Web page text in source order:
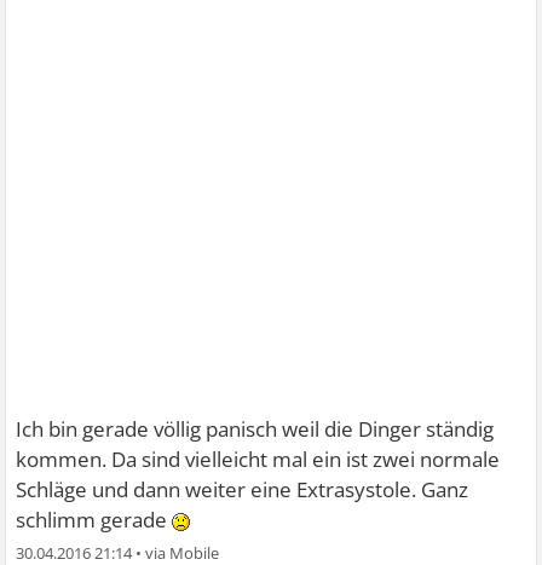
Ich bin gerade völlig panisch weil die Dinger ständig
kommen. Da sind vielleicht mal ein ist zwei normale
Schläge und dann weiter eine Extrasystole. Ganz
schlimm gerade
30.04.2016 21:14•